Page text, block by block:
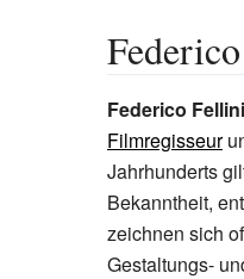
Federico Fellini
Filmregisseur
Jahrhunderts
Bekanntheit,
zeichnen sich
Gestaltungs-